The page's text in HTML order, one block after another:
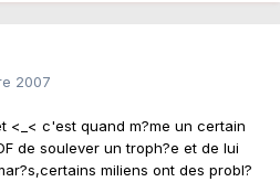
2007
<_< c'est quand m?me un certain
de soulever un troph?e et de lui
miliens ont des probl?